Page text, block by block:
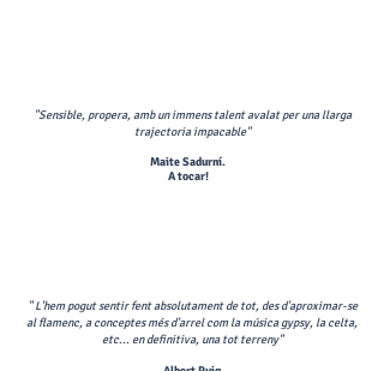
"Sensible, propera, amb un immens talent avalat per una llarga
trajectoria impacable"
Maite Sadurní.
A tocar!
" L'hem pogut sentir fent absolutament de tot, des d'aproximar-se
al flamenc, a conceptes més d'arrel com la música gypsy, la celta,
etc... en definitiva, una tot terreny"